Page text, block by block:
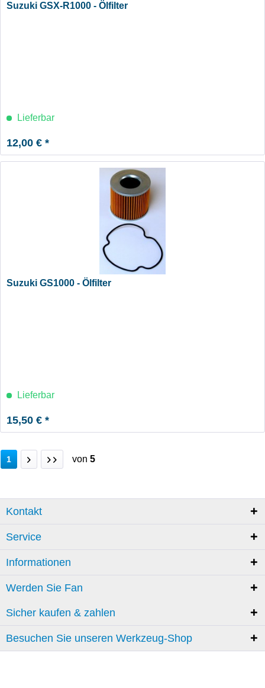
Suzuki GSX-R1000 - Ölfilter
Lieferbar
12,00 € *
Suzuki GS1000 - Ölfilter
Lieferbar
15,50 € *
1 von 5
Kontakt
Service
Informationen
Werden Sie Fan
Sicher kaufen & zahlen
Besuchen Sie unseren Werkzeug-Shop